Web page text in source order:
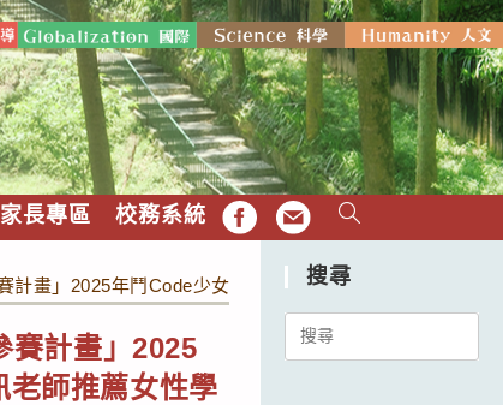
長專區 校務系統 FB EMAIL
畫」2025年鬥Code少女冬令營，敬請貴校協助發布相
賽計畫」2025
師推薦女性學
搜尋
Search